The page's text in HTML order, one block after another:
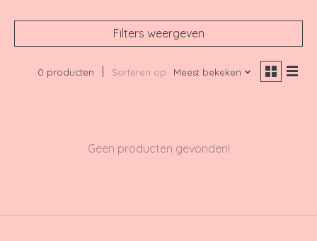
Filters weergeven
0 producten Sorteren op Meest bekeken
Geen producten gevonden!